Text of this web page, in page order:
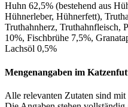
Huhn 62,5% (bestehend aus
Hühnerleber, Hühnerfett),
Truthahnherz, Truthahnfleisch,
10%, Fischbrühe 7,5%,
Lachsöl 0,5%
Mengenangaben im
Alle relevanten Zutaten sind mit